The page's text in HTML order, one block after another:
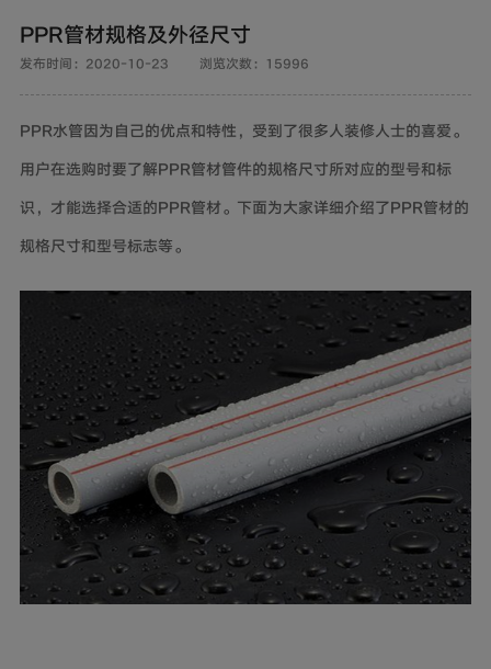
PPR管材规格及外径尺寸
发布时间：2020-10-23 浏览次数：15996
PPR水管因为自己的优点和特性，受到了很多人装修人士的喜爱。
用户在选购时要了解PPR管材管件的规格尺寸所对应的型号和标
识，才能选择合适的PPR管材。下面为大家详细介绍了PPR管材的
规格尺寸和型号标志等。